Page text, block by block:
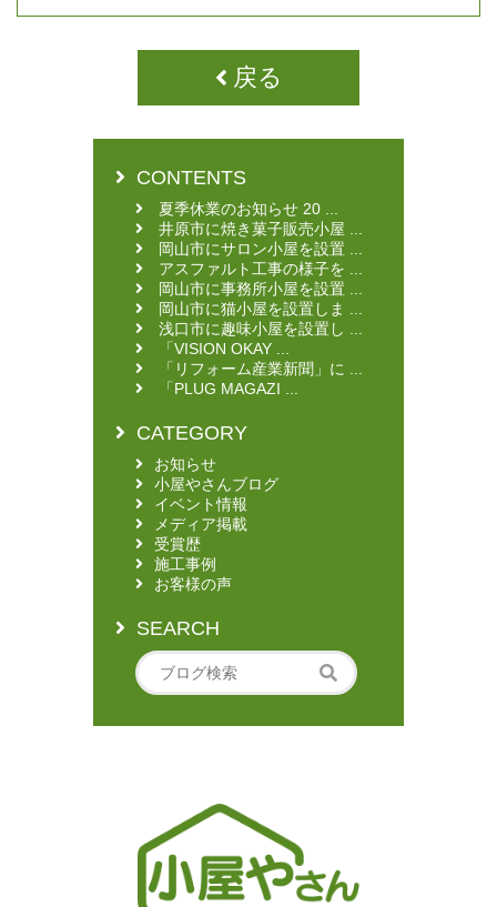
戻る
CONTENTS
夏季休業のお知らせ 20 ...
井原市に焼き菓子販売小屋 ...
岡山市にサロン小屋を設置 ...
アスファルト工事の様子を ...
岡山市に事務所小屋を設置 ...
岡山市に猫小屋を設置しま ...
浅口市に趣味小屋を設置し ...
「VISION OKAY ...
「リフォーム産業新聞」に ...
「PLUG MAGAZI ...
CATEGORY
お知らせ
小屋やさんブログ
イベント情報
メディア掲載
受賞歴
施工事例
お客様の声
SEARCH